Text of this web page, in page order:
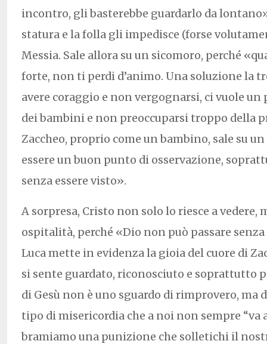
incontro, gli basterebbe guardarlo da
statura e la folla gli impedisce (forse
Messia. Sale allora su un sicomoro, perché
forte, non ti perdi d’animo. Una soluzione la
avere coraggio e non vergognarsi, ci vuole un
dei bambini e non preoccuparsi troppo della
Zaccheo, proprio come un bambino, sale su un
essere un buon punto di osservazione,
senza essere visto».
A sorpresa, Cristo non solo lo riesce a vedere,
ospitalità, perché «Dio non può passare senza
Luca mette in evidenza la gioia del cuore di
si sente guardato, riconosciuto e soprattutto
di Gesù non è uno sguardo di rimprovero, ma
tipo di misericordia che a noi non sempre “va
bramiamo una punizione che solletichi il